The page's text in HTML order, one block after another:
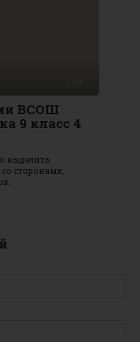
ВСОШ
9 класс 4
выделить
сторонами,